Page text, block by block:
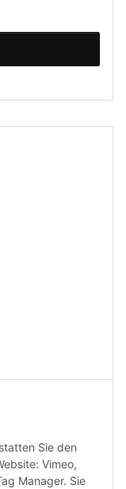
Sie den
Vimeo,
Manager. Sie
mit